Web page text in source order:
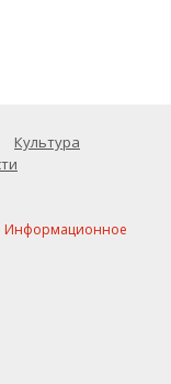
Культура
Информационное